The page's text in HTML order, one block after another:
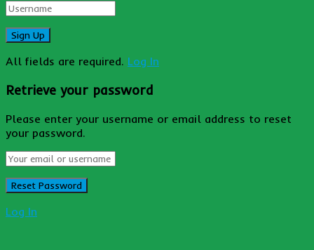
All fields are required. Log In
Retrieve your password
Please enter your username or email address to reset
your password.
Log In